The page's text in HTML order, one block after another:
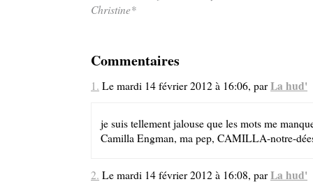
Christine*
Commentaires
1. Le mardi 14 février 2012 à 16:06, parLa hud'
je suis tellement jalouse que les mots me
Camilla Engman, ma pep, CAMILLA-notre-
2. Le mardi 14 février 2012 à 16:08, parLa hud'